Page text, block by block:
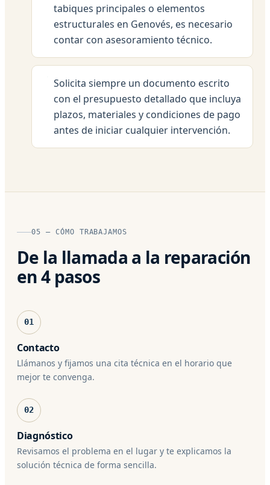
tabiques principales o elementos
estructurales en Genovés, es necesario
contar con asesoramiento técnico.
Solicita siempre un documento escrito
con el presupuesto detallado que incluya
plazos, materiales y condiciones de pago
antes de iniciar cualquier intervención.
05 — CÓMO TRABAJAMOS
De la llamada a la reparación
en 4 pasos
01
Contacto
Llámanos y fijamos una cita técnica en el horario que
mejor te convenga.
02
Diagnóstico
Revisamos el problema en el lugar y te explicamos la
solución técnica de forma sencilla.